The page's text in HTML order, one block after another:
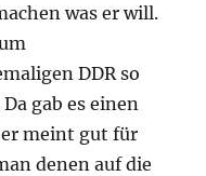
was er will.
DDR so
gab es einen
er meint gut für
denen auf die